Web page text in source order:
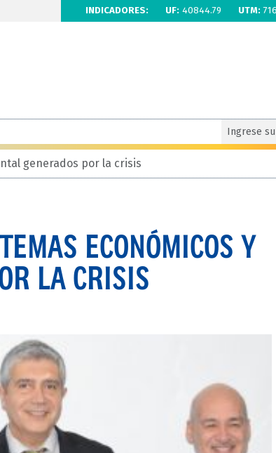
INDICADORES: UF: 40844.79 UTM:
generados por la crisis
ECONÓMICOS Y
LA CRISIS